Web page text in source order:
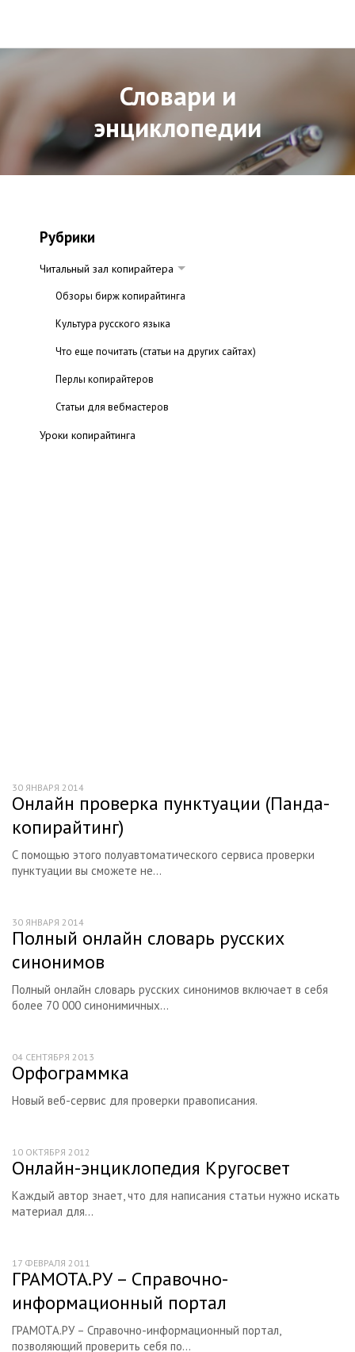
Словари и
энциклопедии
Рубрики
Читальный зал копирайтера
Обзоры бирж копирайтинга
Культура русского языка
Что еще почитать (статьи на других сайтах)
Перлы копирайтеров
Статьи для вебмастеров
Уроки копирайтинга
Онлайн проверка пунктуации (Панда-
копирайтинг)
С помощью этого полуавтоматического сервиса проверки
пунктуации вы сможете не...
30 ЯНВАРЯ 2014
Полный онлайн словарь русских
синонимов
Полный онлайн словарь русских синонимов включает в себя
более 70 000 синонимичных...
30 ЯНВАРЯ 2014
Орфограммка
Новый веб-сервис для проверки правописания.
04 СЕНТЯБРЯ 2013
Онлайн-энциклопедия Кругосвет
Каждый автор знает, что для написания статьи нужно искать
материал для...
10 ОКТЯБРЯ 2012
ГРАМОТА.РУ – Справочно-
информационный портал
ГРАМОТА.РУ – Справочно-информационный портал,
позволяющий проверить себя по...
17 ФЕВРАЛЯ 2011